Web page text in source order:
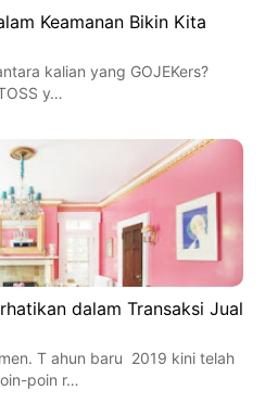
Keamanan Bikin Kita
kalian yang GOJEKers?
y…
dalam Transaksi Jual
T ahun baru 2019 kini telah
poin r…